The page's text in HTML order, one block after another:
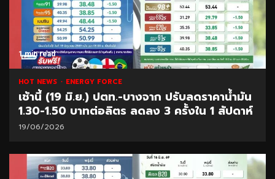
1 min read
HOT NEWS ENERGY FORCE
เช้านี้ (19 มิ.ย.) ปตท.-บางจาก ปรับลดราคาน้ำมัน
1.30-1.50 บาทต่อลิตร ลดลง 3 ครั้งใน 1 สัปดาห์
19/06/2026